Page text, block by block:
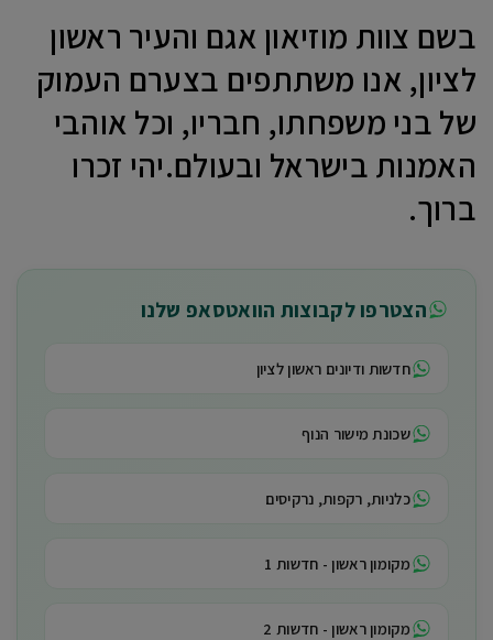
בשם צוות מוזיאון אגם והעיר ראשון
לציון, אנו משתתפים בצערם העמוק
של בני משפחתו, חבריו, וכל אוהבי
האמנות בישראל ובעולם.יהי זכרו
ברוך.
הצטרפו לקבוצות הוואטסאפ שלנו
חדשות ודיונים ראשון לציון
שכונת מישור הנוף
כלניות, רקפות, נרקיסים
מקומון ראשון - חדשות 1
מקומון ראשון - חדשות 2